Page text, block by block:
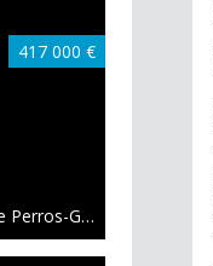
417 000 €
Maison bourgeoise Perros-Guirec